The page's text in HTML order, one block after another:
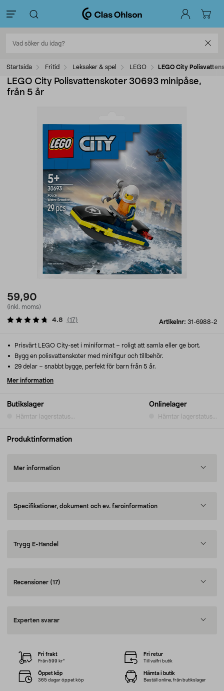
Startsida Fritid Leksaker & spel LEGO LEGO City
LEGO City Polisvattenskoter 30693 minipåse,
från 5 år
59,90
(inkl. moms)
Artikelnr: 31-6988-2
4.8 (17)
Butikslager
Hämtar lagerstatus...
Onlinelager
Hämtar lagerstatus...
Prisvärt LEGO City-set i miniformat – roligt att samla eller ge bort.
Bygg en polisvattenskoter med minifigur och tillbehör.
29 delar – snabbt bygge, perfekt för barn från 5 år.
Mer information
Produktinformation
Mer information
Specifikationer, dokument och ev. faroinformation
Trygg E-Handel
Recensioner (17)
Experten svarar
Fri frakt
Från 599 kr*
Fri retur
Till valfri butik
Öppet köp
365 dagar öppet köp
Hämta i butik
Beställ online, från butikslager